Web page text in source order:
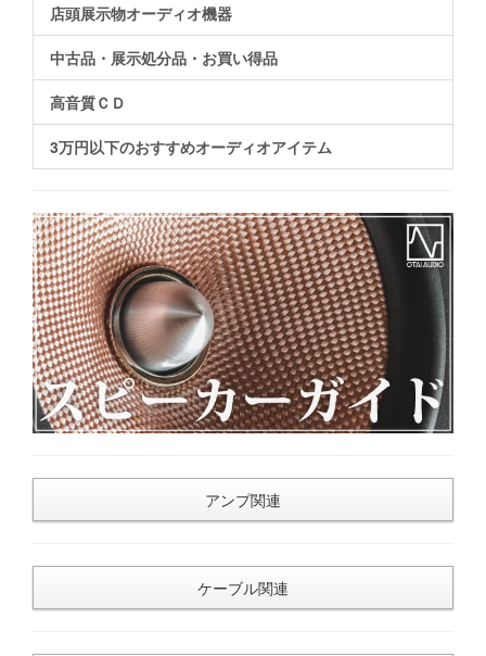
店頭展示物オーディオ機器
中古品・展示処分品・お買い得品
高音質ＣＤ
3万円以下のおすすめオーディオアイテム
アンプ関連
ケーブル関連